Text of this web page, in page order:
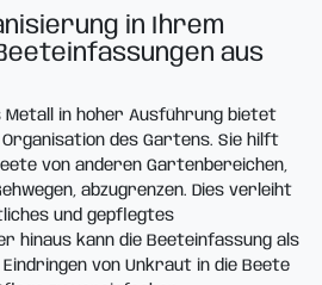
in Ihrem
aus
Metall in hoher Ausführung bietet
des Gartens. Sie hilft
von anderen Gartenbereichen,
abzugrenzen. Dies verleiht
und gepflegtes
hinaus kann die Beeteinfassung als
von Unkraut in die Beete